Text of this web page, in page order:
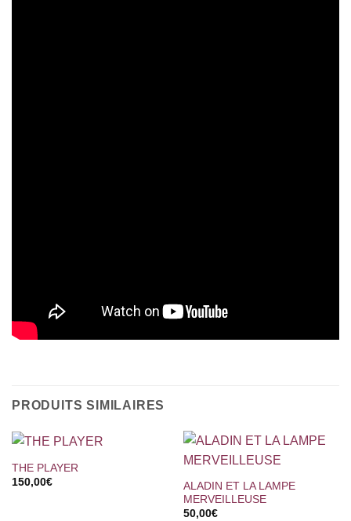
PRODUITS SIMILAIRES
THE PLAYER
150,00€
ALADIN ET LA LAMPE
MERVEILLEUSE
50,00€